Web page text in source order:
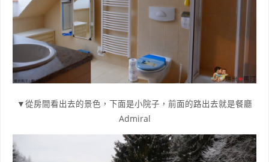
▼從房間看出去的景色，下面是小院子，前面的路出去就是餐廳
Admiral